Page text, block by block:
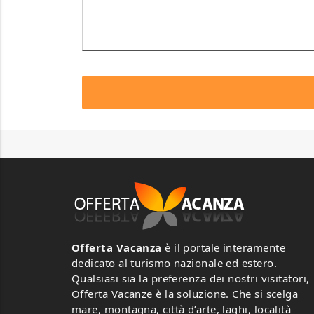
Offerta Vacanza è il portale interamente
dedicato al turismo nazionale ed estero.
Qualsiasi sia la preferenza dei nostri visitatori,
Offerta Vacanze è la soluzione. Che si scelga
mare, montagna, città d’arte, laghi, località